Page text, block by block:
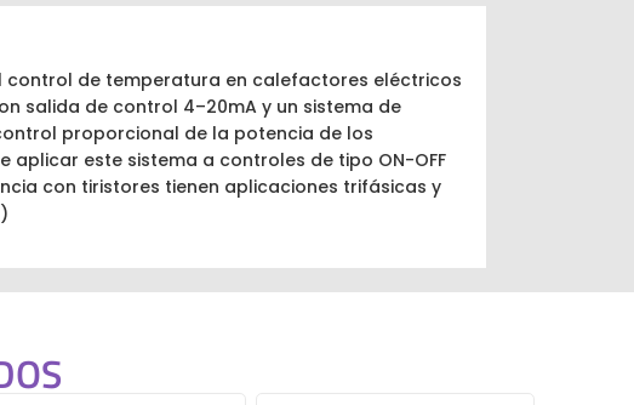
control de temperatura en calefactores eléctricos
salida de control 4–20mA y un sistema de
proporcional de la potencia de los
este sistema a controles de tipo ON-OFF
con tiristores tienen aplicaciones trifásicas y